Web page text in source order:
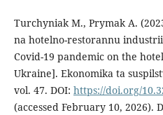
Turchyniak M., Prymak A.
na hotelno-restorannu
Covid-19 pandemic on the
Ukraine]. Ekonomika ta
vol. 47. DOI: https://doi.org/
(accessed February 10, 2026).